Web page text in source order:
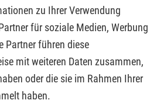
zu Ihrer Verwendung
für soziale Medien, Werbung
Partner führen diese
mit weiteren Daten zusammen,
oder die sie im Rahmen Ihrer
haben.
auf makroökonomische Hürden
wie die Lage im Nahen
vermittelt.